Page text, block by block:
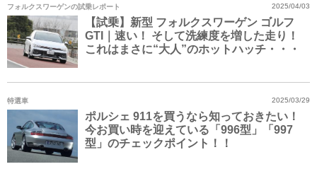
フォルクスワーゲンの試乗レポート 2025/04/03
【試乗】新型 フォルクスワーゲン ゴルフ
GTI｜速い！ そして洗練度を増した走り！
これはまさに“大人”のホットハッチ・・・
特選車 2025/03/29
ポルシェ 911を買うなら知っておきたい！
今お買い時を迎えている「996型」「997
型」のチェックポイント！！